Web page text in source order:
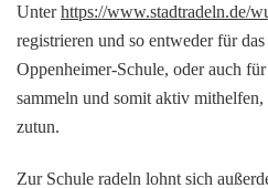
Unterhttps://www.stadtradeln.de/
registrieren und so entweder für
Oppenheimer-Schule, oder auch
sammeln und somit aktiv
zutun.
Zur Schule radeln lohnt sich